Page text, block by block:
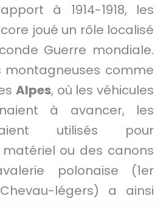
à 1914-1918, les
joué un rôle localisé
Guerre mondiale.
montagneuses comme
Alpes, où les véhicules
à avancer, les
utilisés pour
ou des canons
polonaise (1er
légers) a ainsi